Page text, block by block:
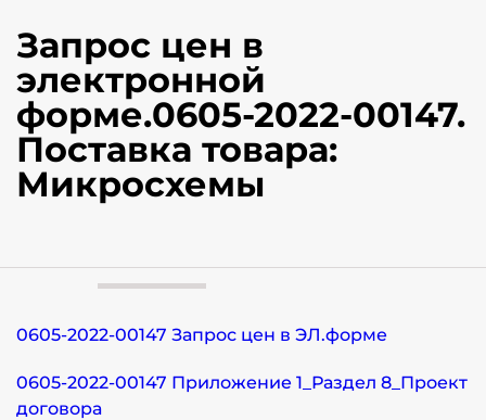
Запрос цен в
электронной
форме.0605-2022-00147.
Поставка товара:
Микросхемы
0605-2022-00147 Запрос цен в ЭЛ.форме
0605-2022-00147 Приложение 1_Раздел 8_Проект
договора